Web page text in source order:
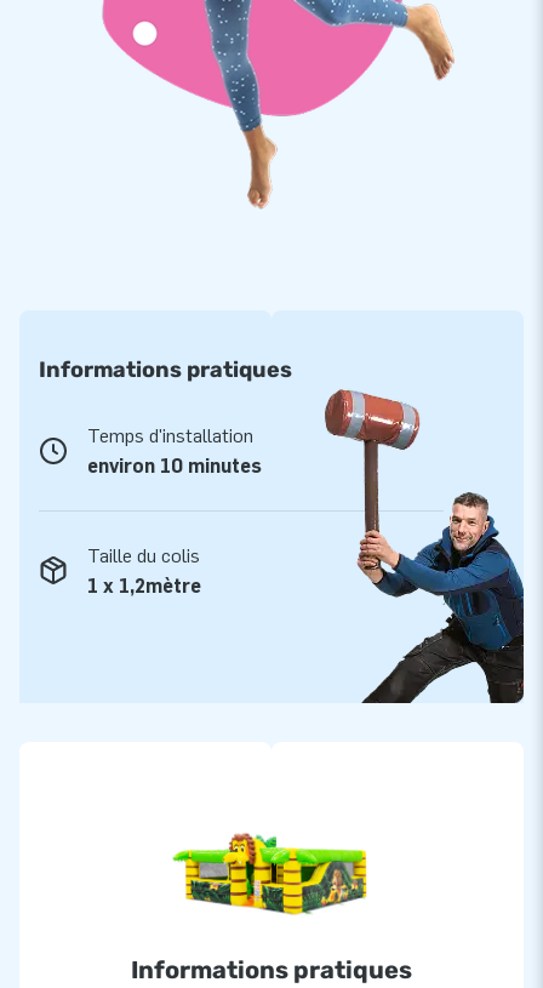
Grâce à notre équipe de designers, de vente et de logistique,
nous proposons des attractions gonflables uniques qui sont
de plus en plus appréciées par nos clients. Associée à notre
service professionnel et à notre livraison, cela fait de nous un
fournisseur de premier plan en matière de châteaux
Informations pratiques
Temps d'installation
environ 10 minutes
Taille du colis
1 x 1,2mètre
Informations pratiques